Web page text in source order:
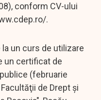
conform CV-ului
.
un curs de utilizare
un certificat de
(februarie
de Drept şi